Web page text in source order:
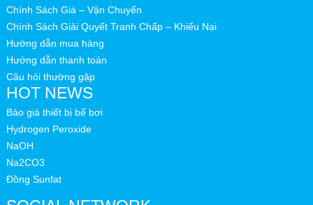
Chính Sách Giá – Vận Chuyển
Chính Sách Giải Quyết Tranh Chấp – Khiếu Nại
Hướng dẫn mua hàng
Hướng dẫn thanh toán
Câu hỏi thường gặp
HOT NEWS
Báo giá thiết bị bể bơi
Hydrogen Peroxide
NaOH
Na2CO3
Đồng Sunfat